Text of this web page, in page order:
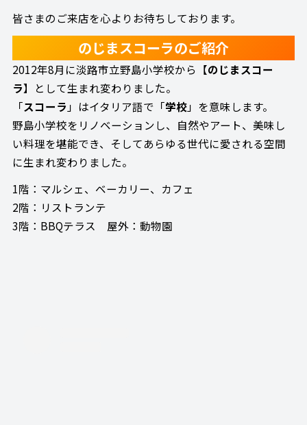
皆さまのご来店を心よりお待ちしております。
のじまスコーラのご紹介
2012年8月に淡路市立野島小学校から【のじまスコー
ラ】として生まれ変わりました。
「スコーラ 」はイタリア語で「学校」を意味します。
野島小学校をリノベーションし、自然やアート、美味し
い料理を堪能でき、そしてあらゆる世代に愛される空間
に生まれ変わりました。
1階：マルシェ、ベーカリー、カフェ
2階：リストランテ
3階：BBQテラス 屋外：動物園